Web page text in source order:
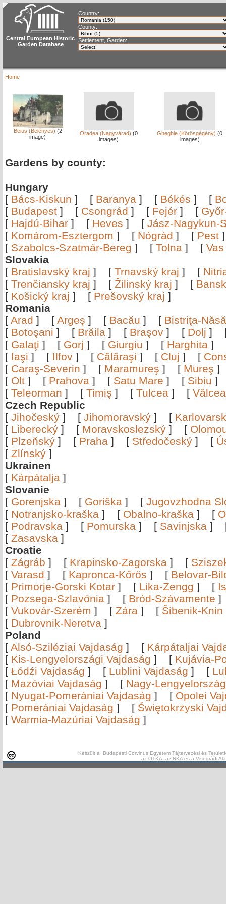
Central European Historic
Garden Database
Country:
County:
Settlement, Garden:
Home
Beiuş (Belényes) (2
image)
Oradea (Nagyvárad) (0
images)
Gheghie (Körösgégény) (0
images)
Gardens by county:
Hungary
[ Bács-Kiskun ] [ Baranya ] [ Békés ] [
[ Budapest ] [ Csongrád ] [ Fejér ] [
[ Hajdú-Bihar ] [ Heves ] [ Jász-Nagykun-
[ Komárom-Esztergom ] [ Nógrád ] [ Pest
[ Szabolcs-Szatmár-Bereg ] [ Tolna ] [ Vas
Slovakia
[ Bratislavský kraj ] [ Trnavský kraj ] [
[ Trenčiansky kraj ] [ Žilinský kraj ] [
[ Košický kraj ] [ Prešovský kraj ]
Romania
[ Arad ] [ Argeş ] [ Bacău ] [ Bistriţa-
[ Botoşani ] [ Brăila ] [ Braşov ] [ Dolj ]
[ Galaţi ] [ Gorj ] [ Giurgiu ] [ Harghita ]
[ Iaşi ] [ Ilfov ] [ Călăraşi ] [ Cluj ] [
[ Caraş-Severin ] [ Maramureş ] [ Mureş
[ Olt ] [ Prahova ] [ Satu Mare ] [ Sibiu
[ Teleorman ] [ Timiş ] [ Tulcea ] [
Czech Republic
[ Jihočeský ] [ Jihomoravský ] [
[ Liberecký ] [ Moravskoslezský ] [
[ Plzeňský ] [ Praha ] [ Středočeský ] [
[ Zlínský ]
Ukrainen
[ Kárpátalja ]
Slovanie
[ Gorenjska ] [ Goriška ] [ Jugovzhodna
[ Notranjsko-kraška ] [ Obalno-kraška ] [
[ Podravska ] [ Pomurska ] [ Savinjska ]
[ Zasavska ]
Croatie
[ Zágráb ] [ Krapinsko-Zagorska ] [
[ Varasd ] [ Kapronca-Kőrös ] [ Belovar-
[ Primorje-Gorski Kotar ] [ Lika-Zengg ] [
[ Pozsega-Szlavónia ] [ Bród-Szávamente
[ Vukovár-Szerém ] [ Zára ] [ Šibenik-Knin
[ Dubrovnik-Neretva ]
Poland
[ Alsó-Sziléziai Vajdaság ] [ Kárpátaljai
[ Kis-Lengyelországi Vajdaság ] [ Kujávia-
[ Łódźi Vajdaság ] [ Lublini Vajdaság ] [
[ Mazóviai Vajdaság ] [ Nagy-
[ Nyugat-Pomerániai Vajdaság ] [ Opolei
[ Pomerániai Vajdaság ] [ Świętokrzyski
[ Warmia-Mazúriai Vajdaság ]
Készült a Budapesti Corvinus Egyetem Tájtervezési és
az OTKA, az NKA és a Visegrádi